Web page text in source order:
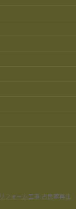
フォーム工事,古民家再生